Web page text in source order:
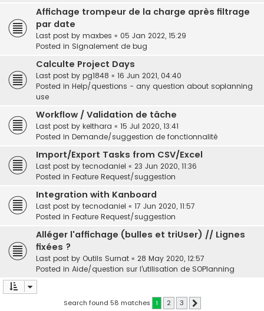
Affichage trompeur de la charge après filtrage
par date
Last post by maxbes « 05 Jan 2022, 15:29
Posted in Signalement de bug
Calculte Project Days
Last post by pg1848 « 16 Jun 2021, 04:40
Posted in Help/questions - any question about soplanning
use
Workflow / Validation de tâche
Last post by kelthara « 15 Jul 2020, 13:41
Posted in Demande/suggestion de fonctionnalité
Import/Export Tasks from CSV/Excel
Last post by tecnodaniel « 23 Jun 2020, 11:36
Posted in Feature Request/suggestion
Integration with Kanboard
Last post by tecnodaniel « 17 Jun 2020, 11:57
Posted in Feature Request/suggestion
Alléger l'affichage (bulles et triUser) // Lignes
fixées ?
Last post by Outils Surnat « 28 May 2020, 12:57
Posted in Aide/question sur l'utilisation de SOPlanning
Search found 58 matches 1 2 3